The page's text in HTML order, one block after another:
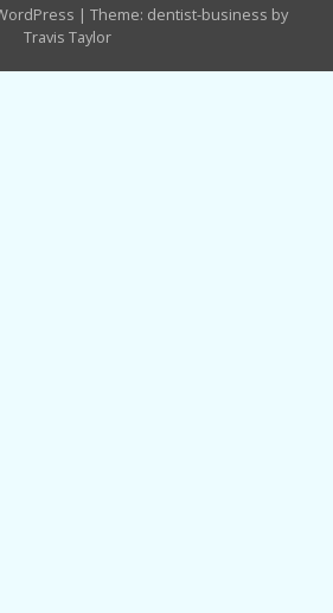
| Theme: dentist-business by
Travis Taylor